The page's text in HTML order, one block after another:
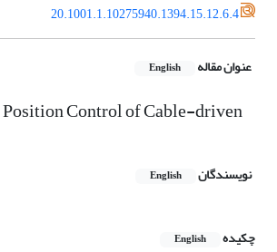
20.1001.1.10275940.1394.15.12.6.4
عنوان مقاله English
Control of Cable-driven
نویسندگان English
چکیده English